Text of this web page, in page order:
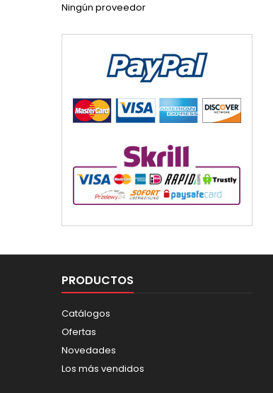
Ningún proveedor
PRODUCTOS
Catálogos
Ofertas
Novedades
Los más vendidos